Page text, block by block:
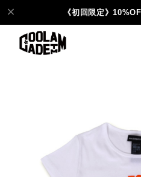
《初回限定》